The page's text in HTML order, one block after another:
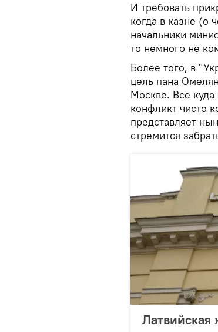
И требовать
когда в казне (о
начальники
то немного не
Более того, в
цель пана
Москве. Все
конфликт чисто
представляет
стремится
Латвийская